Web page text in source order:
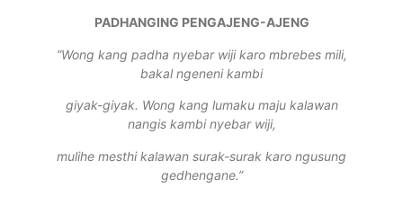
PADHANGING PENGAJENG-AJENG
”Wong kang padha nyebar wiji karo mbrebes mili,
bakal ngeneni kambi
giyak-giyak. Wong kang lumaku maju kalawan
nangis kambi nyebar wiji,
mulihe mesthi kalawan surak-surak karo ngusung
gedhengane.”